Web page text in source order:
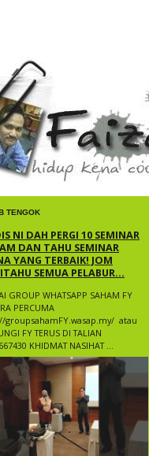
yusup
TENGOK
NI DAH PERGI 10 SEMINAR
DAN TAHU SEMINAR
YANG TERBAIK! JOM
SEMUA PELABUR...
GROUP WHATSAPP SAHAM FY
PERCUMA
groupsahamFY.wasap.my/ ​ atau
FY TERUS DI TALIAN
KHIDMAT NASIHAT ...